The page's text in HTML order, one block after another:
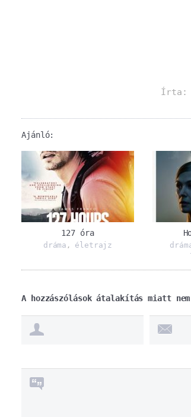
Írta:
Ajánló:
127 óra
dráma , életrajz
A hozzászólások átalakítás miatt nem